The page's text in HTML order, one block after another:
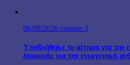
06/08/2026 cosmos 0
Υποβλήθηκε το αίτημα για την
διαφυγής για την ενεργειακή